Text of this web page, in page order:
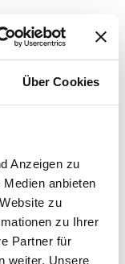
Über Cookies
Anzeigen zu
anbieten
zu
zu Ihrer
Partner für
weiter. Unsere